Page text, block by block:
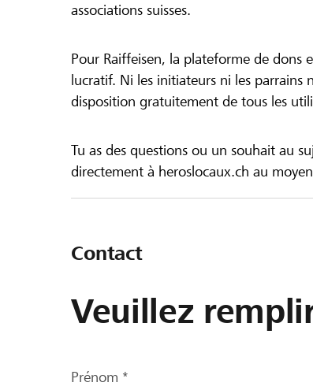
associations suisses.
Pour Raiffeisen, la plateforme de
lucratif. Ni les initiateurs ni les
disposition gratuitement de tous les
Tu as des questions ou un souhait au
directement à heroslocaux.ch au
Contact
Veuillez
Prénom *